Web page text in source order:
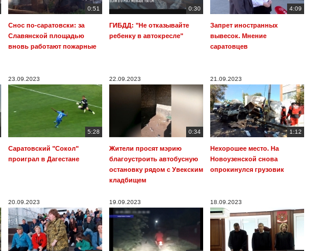
0:51
Снос по-саратовски: за
Славянской площадью
вновь работают пожарные
0:30
ГИБДД: "Не отказывайте
ребенку в автокресле"
4:09
Запрет иностранных
вывесок. Мнение
саратовцев
23.09.2023
5:28
Саратовский "Сокол"
проиграл в Дагестане
22.09.2023
0:34
Жители просят мэрию
благоустроить автобусную
остановку рядом с Увекским
кладбищем
21.09.2023
1:12
Нехорошее место. На
Новоузенской снова
опрокинулся грузовик
20.09.2023 19.09.2023 18.09.2023